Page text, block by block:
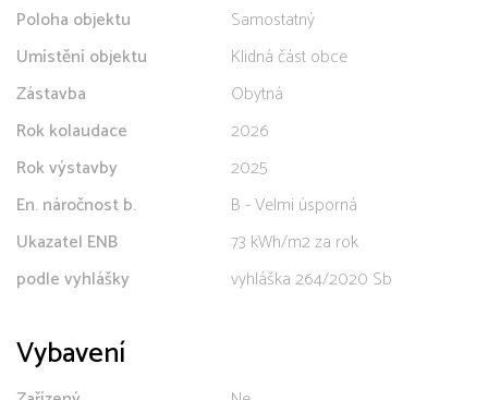
Poloha objektu
Samostatný
Umístění objektu
Klidná část obce
Zástavba
Obytná
Rok kolaudace
2026
Rok výstavby
2025
En. náročnost b.
B - Velmi úsporná
Ukazatel ENB
73 kWh/m2 za rok
podle vyhlášky
vyhláška 264/2020 Sb
Vybavení